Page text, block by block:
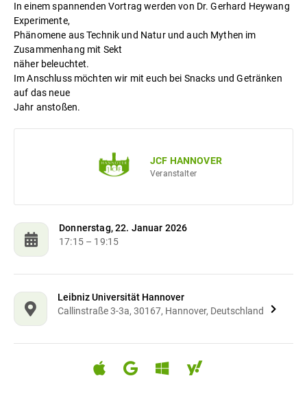
In einem spannenden Vortrag werden von Dr. Gerhard Heywang
Experimente,
Phänomene aus Technik und Natur und auch Mythen im
Zusammenhang mit Sekt
näher beleuchtet.
Im Anschluss möchten wir mit euch bei Snacks und Getränken
auf das neue
Jahr anstoßen.
Veranstalter
JCF HANNOVER
Donnerstag, 22. Januar 2026
17:15– 19:15
Leibniz Universität Hannover
Callinstraße 3-3a, 30167, Hannover, Deutschland